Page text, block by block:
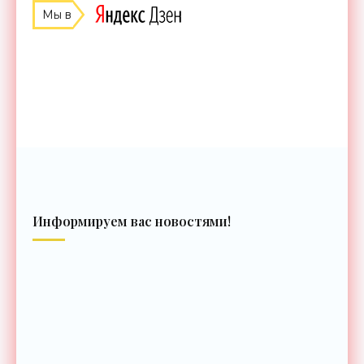
Мы в
Информируем вас новостями!